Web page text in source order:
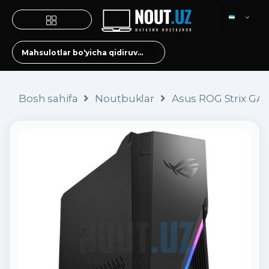
Bosh sahifa Noutbuklar Asus ROG Strix